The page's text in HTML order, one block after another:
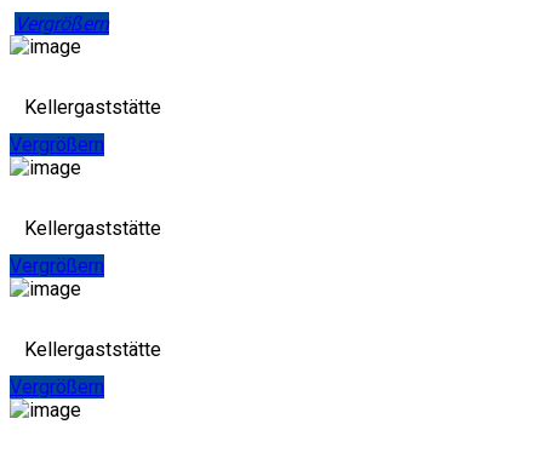
Vergrößern
Kellergaststätte
Vergrößern
Kellergaststätte
Vergrößern
Kellergaststätte
Vergrößern